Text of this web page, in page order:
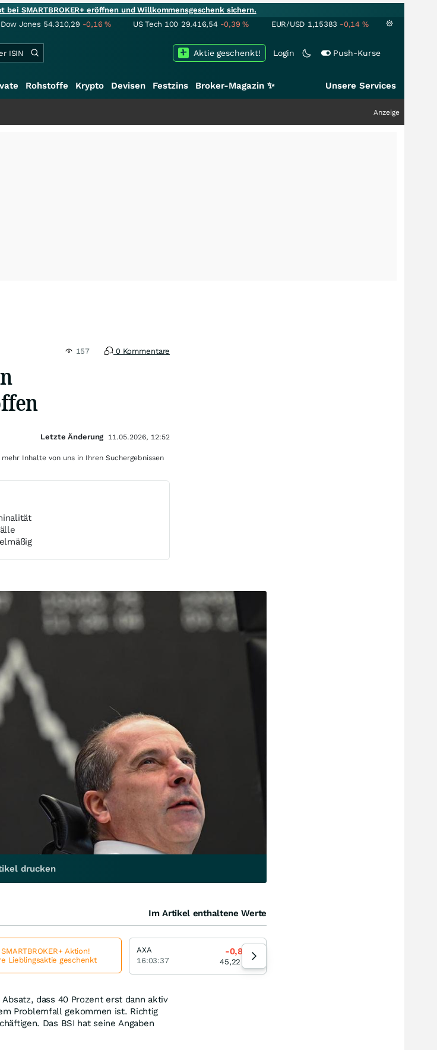
bei SMARTBROKER+ eröffnen und Willkommensgeschenk sichern.
Dow Jones 54.310,29 -0,16% US Tech 100 29.416,54 -0,39% EUR/USD 1,15383 -0,14 %
Login Push-Kurse
Aktie geschenkt!
Rohstoffe Krypto Devisen Festzins Broker-Magazin ✨ Unsere Services
Anzeige
157 0 Kommentare
dass 40 Prozent erst dann aktiv
Problemfall gekommen ist. Richtig
Das BSI hat seine Angaben
Letzte Änderung 11.05.2026, 12:52
Inhalte von uns in Ihren Suchergebnissen
drucken
Im Artikel enthaltene Werte
Aktion!
Lieblingsaktie geschenkt
AXA
16:03:37
-0,86 %
45,22 EUR